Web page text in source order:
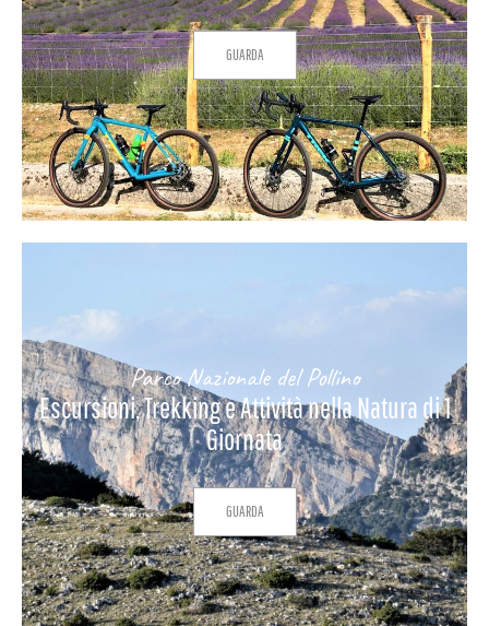
GUARDA
Parco Nazionale del Pollino
Escursioni, Trekking e Attività nella Natura di 1
Giornata
GUARDA